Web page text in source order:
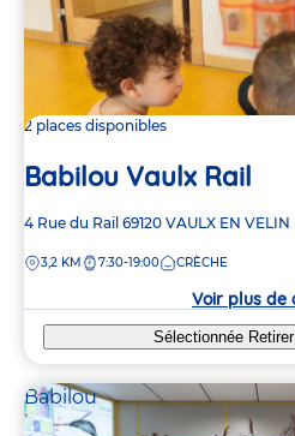
2 places disponibles
Babilou Vaulx Rail
Adresse
la
4 Rue du Rail 69120 VAULX EN VELIN
DISTANCE
3,2 KM 7:30-19:00 CRÈCHE
Voir plus de
Sélectionnée Retirer
Babilou